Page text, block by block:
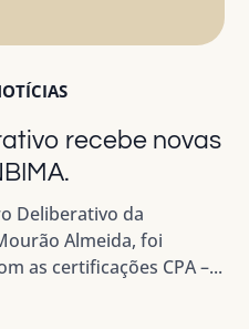
recebe novas
Deliberativo da
Almeida, foi
as certificações CPA –...